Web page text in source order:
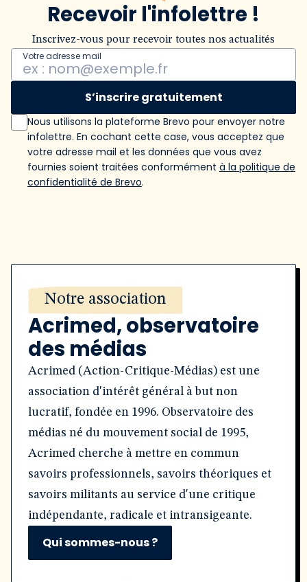
Recevoir l'infolettre !
Inscrivez-vous pour recevoir toutes nos actualités
Votre adresse mail
S’inscrire gratuitement
Nous utilisons la plateforme Brevo pour envoyer notre
infolettre. En cochant cette case, vous acceptez que
votre adresse mail et les données que vous avez
fournies soient traitées conformément à la politique de
confidentialité de Brevo.
Notre association
Acrimed, observatoire
des médias
Acrimed (Action-Critique-Médias) est une
association d'intérêt général à but non
lucratif, fondée en 1996. Observatoire des
médias né du mouvement social de 1995,
Acrimed cherche à mettre en commun
savoirs professionnels, savoirs théoriques et
savoirs militants au service d'une critique
indépendante, radicale et intransigeante.
Qui sommes-nous ?